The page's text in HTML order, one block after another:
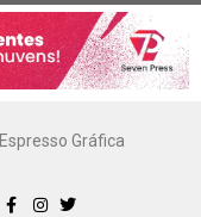
Espresso Gráfica